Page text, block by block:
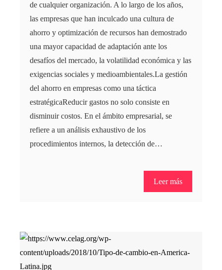
de cualquier organización. A lo largo de los años,
las empresas que han inculcado una cultura de
ahorro y optimización de recursos han demostrado
una mayor capacidad de adaptación ante los
desafíos del mercado, la volatilidad económica y las
exigencias sociales y medioambientales.La gestión
del ahorro en empresas como una táctica
estratégicaReducir gastos no solo consiste en
disminuir costos. En el ámbito empresarial, se
refiere a un análisis exhaustivo de los
procedimientos internos, la detección de…
Leer más